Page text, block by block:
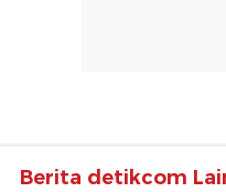
Berita detikcom